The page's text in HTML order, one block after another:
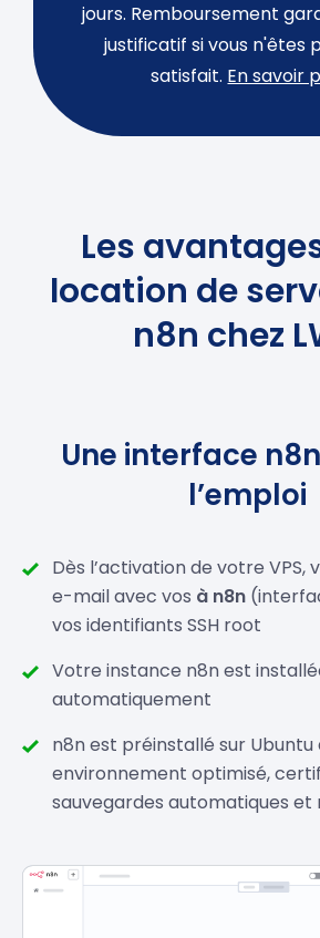
jours. Remboursement
justificatif si vous n'êtes
satisfait. En savoir
Les
location de
n8n chez
Une interface
l’emploi
Dès l’activation de votre VPS,
e-mail avec vos à n8n
vos identifiants SSH root
Votre instance n8n est
automatiquement
n8n est préinstallé sur Ubuntu
environnement optimisé,
sauvegardes automatiques et